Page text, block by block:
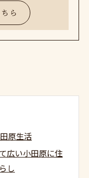
ら
原生活
広い小田原に住
し